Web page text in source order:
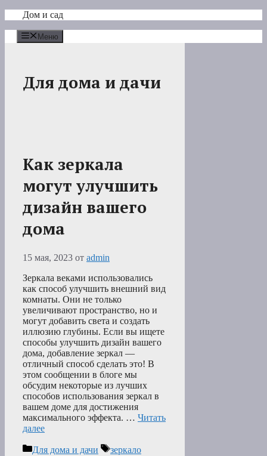
Перейти
содержимому
Дом и сад
Меню
Для дома и дачи
Как зеркала
могут улучшить
дизайн вашего
дома
15 мая, 2023 от admin
Зеркала веками использовались
как способ улучшить внешний вид
комнаты. Они не только
увеличивают пространство, но и
могут добавить света и создать
иллюзию глубины. Если вы ищете
способы улучшить дизайн вашего
дома, добавление зеркал —
отличный способ сделать это! В
этом сообщении в блоге мы
обсудим некоторые из лучших
способов использования зеркал в
вашем доме для достижения
максимального эффекта. … Читать
далее
Рубрики
Для дома и дачи Метки
зеркало